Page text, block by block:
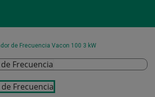
de Frecuencia Vacon 100 3 kW